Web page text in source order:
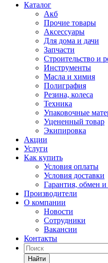
Каталог
Акб
Прочие товары
Аксессуары
Для дома и дачи
Запчасти
Строительство и
Инструменты
Масла и химия
Полиграфия
Резина, колеса
Техника
Упаковочные
Уцененный товар
Экипировка
Акции
Услуги
Как купить
Условия оплаты
Условия доставки
Гарантия, обмен и
Производители
О компании
Новости
Сотрудники
Вакансии
Контакты
Найти